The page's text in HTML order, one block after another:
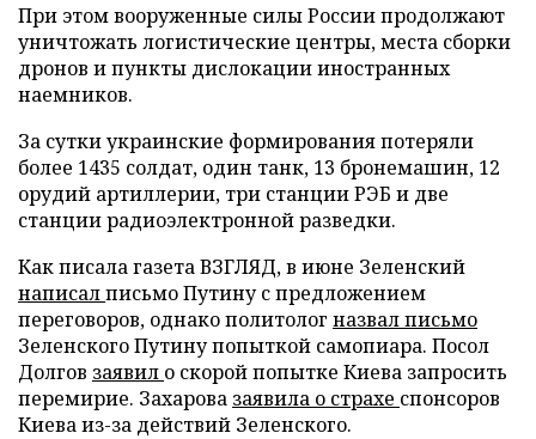
При этом вооруженные силы России продолжают
уничтожать логистические центры, места сборки
дронов и пункты дислокации иностранных
наемников.
За сутки украинские формирования потеряли
более 1435 солдат, один танк, 13 бронемашин, 12
орудий артиллерии, три станции РЭБ и две
станции радиоэлектронной разведки.
Как писала газета ВЗГЛЯД, в июне Зеленский
написалписьмо Путину с предложением
переговоров, однако политолог назвал письмо
Зеленского Путину попыткой самопиара. Посол
Долгов заявил о скорой попытке Киева запросить
перемирие. Захарова заявила о страхе спонсоров
Киева из-за действий Зеленского.